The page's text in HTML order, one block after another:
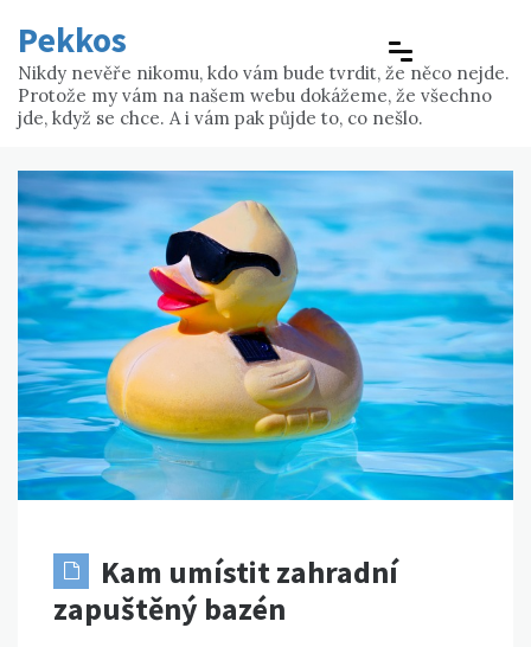
content
Pekkos
Nikdy nevěře nikomu, kdo vám bude tvrdit, že něco nejde.
Protože my vám na našem webu dokážeme, že všechno
jde, když se chce. A i vám pak půjde to, co nešlo.
Kam umístit zahradní
zapuštěný bazén